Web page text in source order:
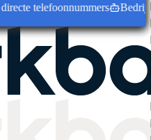
telefoonnummers